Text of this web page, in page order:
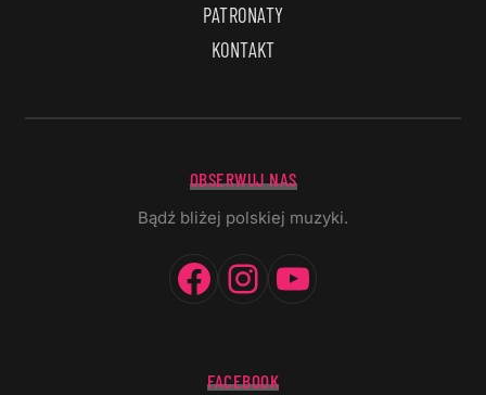
PATRONATY
KONTAKT
OBSERWUJ NAS
Bądź bliżej polskiej muzyki.
Facebook
Instagram
FACEBOOK